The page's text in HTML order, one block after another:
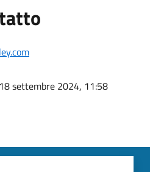
settembre 2024, 11:58